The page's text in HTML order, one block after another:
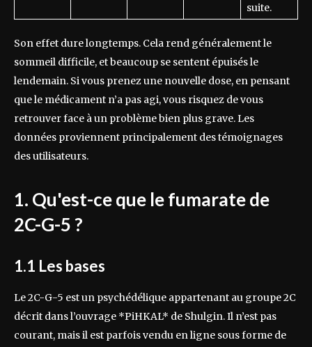
suite.
Son effet dure longtemps. Cela rend généralement le
sommeil difficile, et beaucoup se sentent épuisés le
lendemain. Si vous prenez une nouvelle dose, en pensant
que le médicament n’a pas agi, vous risquez de vous
retrouver face à un problème bien plus grave. Les
données proviennent principalement des témoignages
des utilisateurs.
1. Qu'est-ce que le fumarate de
2C-G-5 ?
1.1 Les bases
Le 2C-G-5 est un psychédélique appartenant au groupe 2C
décrit dans l’ouvrage *PiHKAL* de Shulgin. Il n’est pas
courant, mais il est parfois vendu en ligne sous forme de